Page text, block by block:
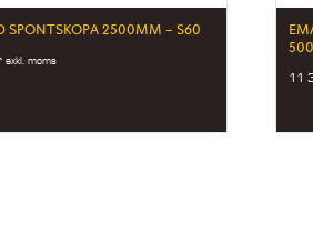
SPONTSKOPA 2500MM – S60
exkl. moms
11